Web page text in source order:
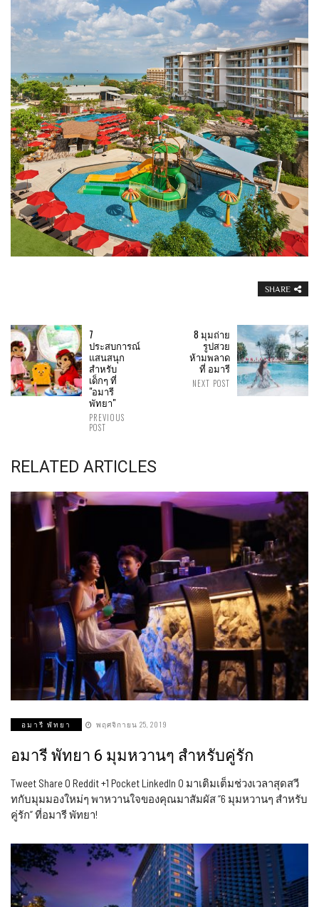
SHARE
7
ประสบการณ์
แสนสนุก
สำหรับ
เด็กๆ ที่
"อมารี
พัทยา"
PREVIOUS
POST
8 มุมถ่าย
รูปสวย
ห้ามพลาด
ที่ อมารี
NEXT POST
RELATED ARTICLES
อมารี พัทยา พฤศจิกายน 25, 2019
อมารี พัทยา 6 มุมหวานๆ สำหรับคู่รัก
Tweet Share 0 Reddit +1 Pocket LinkedIn 0 มาเติมเต็มช่วงเวลาสุดสวี
ทกับมุมมองใหม่ๆ พาหวานใจของคุณมาสัมผัส “6 มุมหวานๆ สำหรับ
คู่รัก” ที่อมารี พัทยา!